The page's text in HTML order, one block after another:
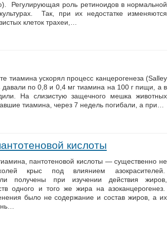
Регулирующая роль ретиноидов в нормальной
Так, при их недостатке изменяются
клеток трахеи,…
тиамина ускорял процесс канцерогенеза (Salley
по 0,8 и 0,4 мг тиамина на 100 г пищи, а в
На слизистую защечного мешка животных
тиамина, через 7 недель погибали, а при…
кислоты
пантотеновой кислоты — существенно не
крыс под влиянием азокрасителей.
получены при изучении действия жиров,
одного и того же жира на азоканцерогенез.
было не содержание и состав жиров, а их